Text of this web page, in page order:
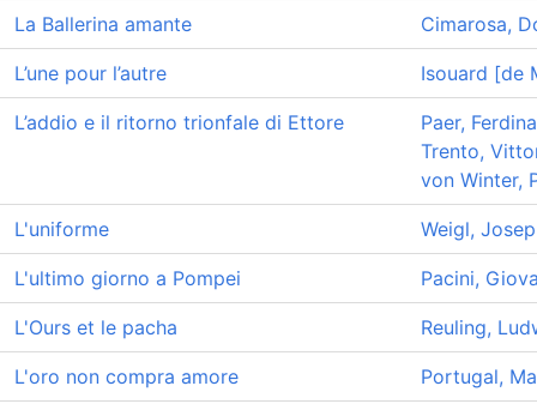
La Ballerina amante Cimarosa,
L’une pour l’autre Isouard [de
L’addio e il ritorno trionfale di Ettore
Paer,
Trento,
von Winter,
L'uniforme Weigl,
L'ultimo giorno a Pompei Pacini,
L'Ours et le pacha Reuling,
L'oro non compra amore Portugal,